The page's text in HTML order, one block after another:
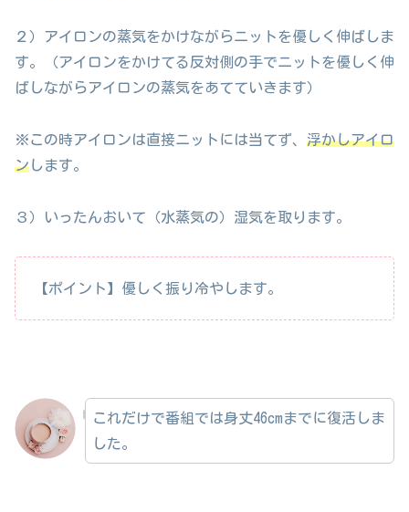
２）アイロンの蒸気をかけながらニットを優しく伸ばしま
す。（アイロンをかけてる反対側の手でニットを優しく伸
ばしながらアイロンの蒸気をあてていきます）
※この時アイロンは直接ニットには当てず、 浮かしアイロ
ンします。
３）いったんおいて（水蒸気の）湿気を取ります。
【ポイント】優しく振り冷やします。
これだけで番組では身丈46cmまでに復活しま
した。